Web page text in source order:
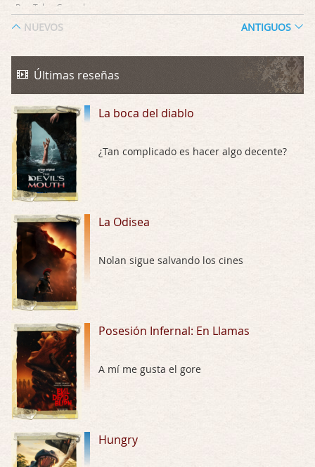
Por: Talan Gwynek
La Odisea
Por: Draghann
Trance
Por: Luar
Buena película, buen director y buenos ac …
El señor de las moscas
Por: Luar
Hungry
Por: Croc
Las 10 películas gore de Almas Oscuras
Por: JORDI CRUYFF
Possession
Por: Chupasangre
Mi opinión en su día. Su duracion me ha …
El eslabón podrido
Por: Luar
NUEVOS ANTIGUOS
Últimas reseñas
La boca del diablo
¿Tan complicado es hacer algo decente?
La Odisea
Nolan sigue salvando los cines
Posesión Infernal: En Llamas
A mí me gusta el gore
Hungry